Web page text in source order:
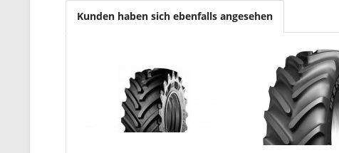
Kunden haben sich ebenfalls angesehen